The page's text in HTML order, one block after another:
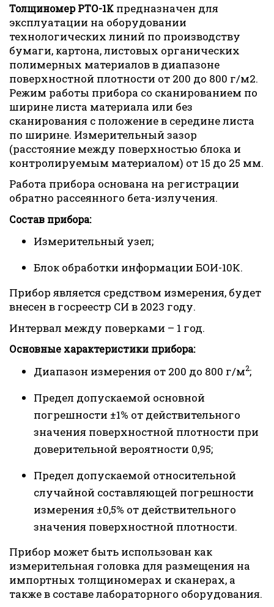
Толщиномер РТО-1К предназначен для
эксплуатации на оборудовании
технологических линий по производству
бумаги, картона, листовых органических
полимерных материалов в диапазоне
поверхностной плотности от 200 до 800 г/м2.
Режим работы прибора со сканированием по
ширине листа материала или без
сканирования с положение в середине листа
по ширине. Измерительный зазор
(расстояние между поверхностью блока и
контролируемым материалом) от 15 до 25 мм.
Работа прибора основана на регистрации
обратно рассеянного бета-излучения.
Состав прибора:
Измерительный узел;
Блок обработки информации БОИ-10К.
Прибор является средством измерения, будет
внесен в госреестр СИ в 2023 году.
Интервал между поверками – 1 год.
Основные характеристики прибора:
Диапазон измерения от 200 до 800 г/м2;
Предел допускаемой основной
погрешности ±1% от действительного
значения поверхностной плотности при
доверительной вероятности 0,95;
Предел допускаемой относительной
случайной составляющей погрешности
измерения ±0,5% от действительного
значения поверхностной плотности.
Прибор может быть использован как
измерительная головка для размещения на
импортных толщиномерах и сканерах, а
также в составе лабораторного оборудования.